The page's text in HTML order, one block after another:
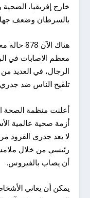
بالسرطان وضعف
هناك
معظم الاصابات في
الرجال، في العديد من
تلقيح الناس ضد جدري
أعلنت منظمة الصحة
أزمة صحية عالمية
لا يعد جدرى القرود
رئيسي من خلال
أن يصاب بالفيروس.
يمكن أن يعاني